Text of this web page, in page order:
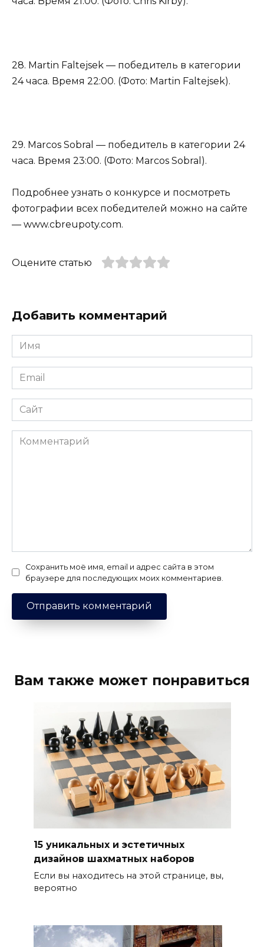
28. Martin Faltejsek — победитель в категории
24 часа. Время 22:00. (Фото: Martin Faltejsek).
29. Marcos Sobral — победитель в категории 24
часа. Время 23:00. (Фото: Marcos Sobral).
Подробнее узнать о конкурсе и посмотреть
фотографии всех победителей можно на сайте
— www.cbreupoty.com.
Оцените статью
Добавить комментарий
Имя
*
Email
*
Сайт
Комментарий
Сохранить моё имя, email и адрес сайта в этом
браузере для последующих моих комментариев.
Вам также может понравиться
15 уникальных и эстетичных
дизайнов шахматных наборов
Если вы находитесь на этой странице, вы,
вероятно